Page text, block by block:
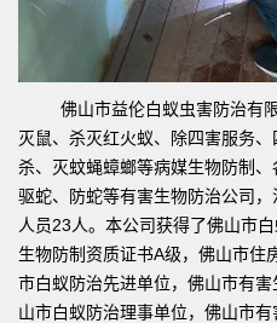
佛山市益伦白蚁虫害防治有
灭鼠、杀灭红火蚁、除四害服务
杀、灭蚊蝇蟑螂等病媒生物防制、
驱蛇、防蛇等有害生物防治公司
人员23人。本公司获得了佛山市
生物防制资质证书A级，佛山市住
市白蚁防治先进单位，佛山市有
山市白蚁防治理事单位，佛山市